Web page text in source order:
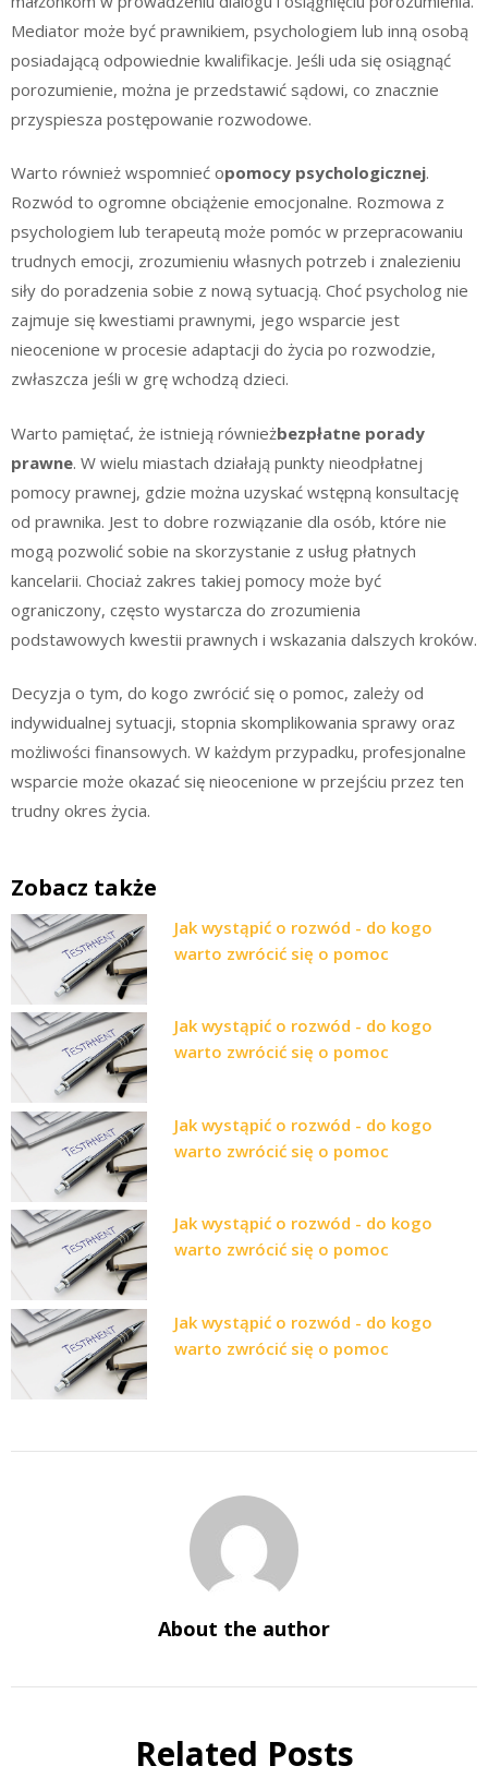
Mediator może być prawnikiem, psychologiem lub inną osobą
posiadającą odpowiednie kwalifikacje. Jeśli uda się osiągnąć
porozumienie, można je przedstawić sądowi, co znacznie
przyspiesza postępowanie rozwodowe.
Warto również wspomnieć opomocy psychologicznej.
Rozwód to ogromne obciążenie emocjonalne. Rozmowa z
psychologiem lub terapeutą może pomóc w przepracowaniu
trudnych emocji, zrozumieniu własnych potrzeb i znalezieniu
siły do poradzenia sobie z nową sytuacją. Choć psycholog nie
zajmuje się kwestiami prawnymi, jego wsparcie jest
nieocenione w procesie adaptacji do życia po rozwodzie,
zwłaszcza jeśli w grę wchodzą dzieci.
Warto pamiętać, że istnieją równieżbezpłatne porady
prawne. W wielu miastach działają punkty nieodpłatnej
pomocy prawnej, gdzie można uzyskać wstępną konsultację
od prawnika. Jest to dobre rozwiązanie dla osób, które nie
mogą pozwolić sobie na skorzystanie z usług płatnych
kancelarii. Chociaż zakres takiej pomocy może być
ograniczony, często wystarcza do zrozumienia
podstawowych kwestii prawnych i wskazania dalszych kroków.
Decyzja o tym, do kogo zwrócić się o pomoc, zależy od
indywidualnej sytuacji, stopnia skomplikowania sprawy oraz
możliwości finansowych. W każdym przypadku, profesjonalne
wsparcie może okazać się nieocenione w przejściu przez ten
trudny okres życia.
Zobacz także
Jak wystąpić o rozwód - do kogo
warto zwrócić się o pomoc
Jak wystąpić o rozwód - do kogo
warto zwrócić się o pomoc
Jak wystąpić o rozwód - do kogo
warto zwrócić się o pomoc
Jak wystąpić o rozwód - do kogo
warto zwrócić się o pomoc
Jak wystąpić o rozwód - do kogo
warto zwrócić się o pomoc
About the author
Related Posts